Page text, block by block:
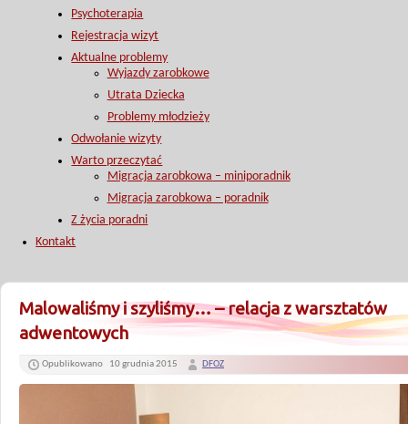
Psychoterapia
Rejestracja wizyt
Aktualne problemy
Wyjazdy zarobkowe
Utrata Dziecka
Problemy młodzieży
Odwołanie wizyty
Warto przeczytać
Migracja zarobkowa – miniporadnik
Migracja zarobkowa – poradnik
Z życia poradni
Kontakt
Malowaliśmy i szyliśmy… – relacja z warsztatów
adwentowych
Opublikowano 10 grudnia 2015 DFOZ